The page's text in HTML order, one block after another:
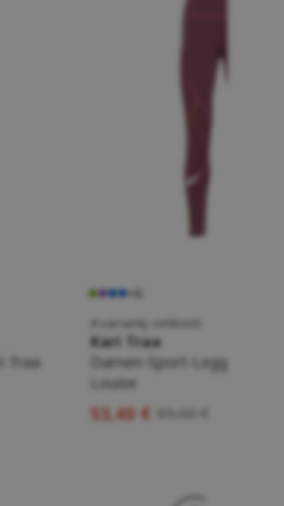
Traa
+6
4 varianty velikosti
Kari Traa
Damen-Sport-Leggings
Louise
53,40 €